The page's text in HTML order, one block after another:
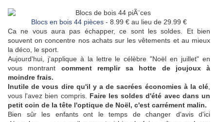
Blocs en bois 44 pièces - 8.99 € au lieu de 29.99 €
Ca ne vous aura pas échapper, ce sont les soldes. Et bien
souvent on concentre nos achats sur les vêtements et au mieux
la déco, le sport.
Aujourd'hui, j'applique à la lettre le célèbre "Noël en juillet" en
vous montrant comment remplir sa hotte de joujoux à
moindre frais.
Inutile de vous dire qu'il y a de sacrées économies à la clé
vous l'avez bien compris. Faire les soldes d'été avec dans un
petit coin de la tête l'optique de Noël, c'est carrément malin.
Bien sûr les enfants ont le temps de changer d'avis d'ici